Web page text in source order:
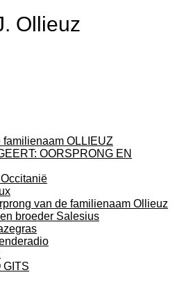
Ollieuz
OLLIEUZ
OORSPRONG EN
van de familienaam Ollieuz
broeder Salesius
GITS